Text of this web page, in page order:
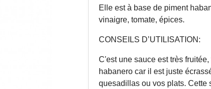
Elle està base de piment
vinaigre, tomate, épices.
CONSEILS D’UTILISATION:
C'est une sauce est très
habanero car il est juste
quesadillas ou vos plats. Cette